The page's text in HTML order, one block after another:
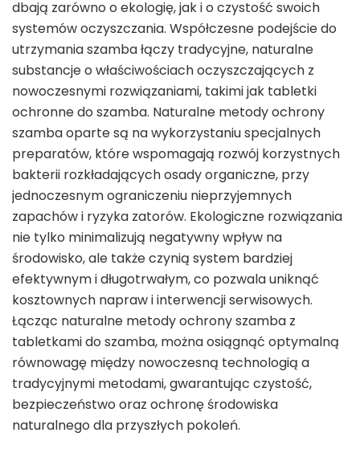
dbają zarówno o ekologię, jak i o czystość swoich
systemów oczyszczania. Współczesne podejście do
utrzymania szamba łączy tradycyjne, naturalne
substancje o właściwościach oczyszczających z
nowoczesnymi rozwiązaniami, takimi jak tabletki
ochronne do szamba. Naturalne metody ochrony
szamba oparte są na wykorzystaniu specjalnych
preparatów, które wspomagają rozwój korzystnych
bakterii rozkładających osady organiczne, przy
jednoczesnym ograniczeniu nieprzyjemnych
zapachów i ryzyka zatorów. Ekologiczne rozwiązania
nie tylko minimalizują negatywny wpływ na
środowisko, ale także czynią system bardziej
efektywnym i długotrwałym, co pozwala uniknąć
kosztownych napraw i interwencji serwisowych.
Łącząc naturalne metody ochrony szamba z
tabletkami do szamba, można osiągnąć optymalną
równowagę między nowoczesną technologią a
tradycyjnymi metodami, gwarantując czystość,
bezpieczeństwo oraz ochronę środowiska
naturalnego dla przyszłych pokoleń.